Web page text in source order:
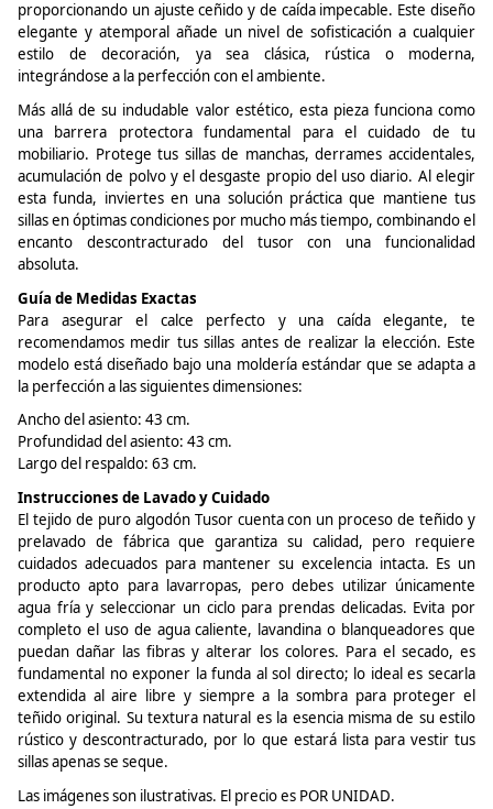
proporcionando un ajuste ceñido y de caída impecable. Este diseño
elegante y atemporal añade un nivel de sofisticación a cualquier
estilo de decoración, ya sea clásica, rústica o moderna,
integrándose a la perfección con el ambiente.
Más allá de su indudable valor estético, esta pieza funciona como
una barrera protectora fundamental para el cuidado de tu
mobiliario. Protege tus sillas de manchas, derrames accidentales,
acumulación de polvo y el desgaste propio del uso diario. Al elegir
esta funda, inviertes en una solución práctica que mantiene tus
sillas en óptimas condiciones por mucho más tiempo, combinando el
encanto descontracturado del tusorcon una funcionalidad
absoluta.
Guía de Medidas Exactas
Para asegurar el calce perfecto y una caída elegante, te
recomendamos medir tus sillas antes de realizar la elección. Este
modelo está diseñado bajo una molderíaestándar que se adapta a
la perfección a las siguientes dimensiones:
Ancho del asiento: 43 cm.
Profundidad del asiento: 43 cm.
Largo del respaldo: 63 cm.
Instrucciones de Lavado y Cuidado
El tejido de puro algodón Tusorcuenta con un proceso de teñido y
prelavado de fábrica que garantiza su calidad, pero requiere
cuidados adecuados para mantener su excelencia intacta. Es un
producto apto para lavarropas, pero debes utilizar únicamente
agua fría y seleccionar un ciclo para prendas delicadas. Evita por
completo el uso de agua caliente, lavandina o blanqueadores que
puedan dañar las fibras y alterar los colores. Para el secado, es
fundamental no exponer la funda al sol directo; lo ideal es secarla
extendida al aire libre y siempre a la sombra para proteger el
teñido original. Su textura natural es la esencia misma de su estilo
rústico y descontracturado, por lo que estará lista para vestir tus
sillas apenas se seque.
Las imágenes son ilustrativas. El precio es POR UNIDAD.